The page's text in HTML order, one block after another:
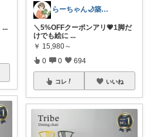
...
らーちゃん🌙築古賃貸をもっとかわいく♡
＼5%OFFクーポンアリ💗1脚だ
けでも絵に ...
￥ 15,980～
0 0 694
コレ いいね